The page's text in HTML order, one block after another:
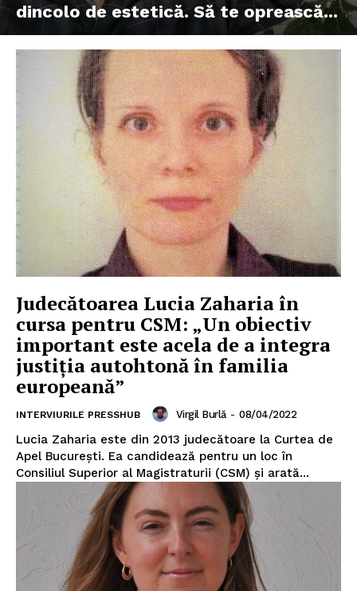
dincolo de estetică. Să te oprească...
Judecătoarea Lucia Zaharia în
cursa pentru CSM: „Un obiectiv
important este acela de a integra
justiţia autohtonă în familia
europeană”
INTERVIURILE PRESSHUB Virgil Burlă - 08/04/2022
Lucia Zaharia este din 2013 judecătoare la Curtea de
Apel București. Ea candidează pentru un loc în
Consiliul Superior al Magistraturii (CSM) și arată...